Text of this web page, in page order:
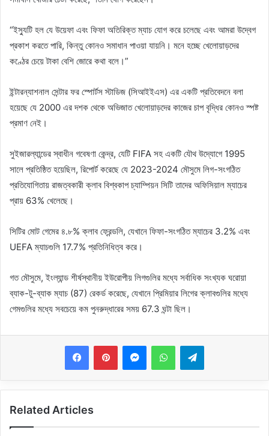
“ইস্যুটি হল যে উয়েফা এবং ফিফা অতিরিক্ত ম্যাচ যোগ করে চলেছে এবং আমরা উদ্বেগ
প্রকাশ করতে পারি, কিন্তু কোনও সমাধান পাওয়া যায়নি। মনে হচ্ছে খেলোয়াড়দের
কণ্ঠের চেয়ে টাকা বেশি জোরে কথা বলে।”
ইন্টারন্যাশনাল সেন্টার ফর স্পোর্টস স্টাডিজ (সিআইইএস) এর একটি প্রতিবেদনে বলা
হয়েছে যে 2000 এর দশক থেকে অভিজাত খেলোয়াড়দের কাজের চাপ বৃদ্ধির কোনও স্পষ্ট
প্রমাণ নেই।
সুইজারল্যান্ডের স্বাধীন গবেষণা কেন্দ্র, যেটি FIFA সহ একটি যৌথ উদ্যোগে 1995
সালে প্রতিষ্ঠিত হয়েছিল, রিপোর্ট করেছে যে 2023-2024 মৌসুমে লিগ-সংগঠিত
প্রতিযোগিতায় রাজত্বকারী ক্লাব বিশ্বকাপ চ্যাম্পিয়ন সিটি তাদের অফিসিয়াল ম্যাচের
প্রায় 63% খেলেছে।
সিটির মোট গেমের ৪.৮% ক্লাব ফ্রেন্ডলি, যেখানে ফিফা-সংগঠিত ম্যাচের 3.2% এবং
UEFA ম্যাচগুলি 17.7% প্রতিনিধিত্ব করে।
গত মৌসুমে, ইংল্যান্ড শীর্ষস্থানীয় ইউরোপীয় লিগগুলির মধ্যে সর্বাধিক সংখ্যক ঘরোয়া
ব্যাক-টু-ব্যাক ম্যাচ (87) রেকর্ড করেছে, যেখানে প্রিমিয়ার লিগের ক্লাবগুলির মধ্যে
গেমগুলির মধ্যে সবচেয়ে কম পুনরুদ্ধারের সময় 67.3 ঘন্টা ছিল।
MessengerWhatsAppTelegram
Related Articles